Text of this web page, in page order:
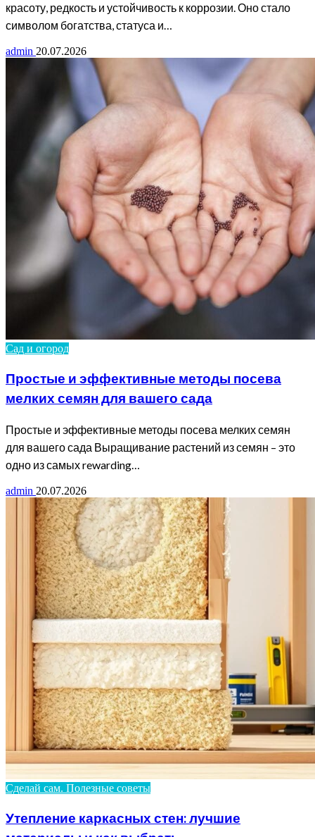
красоту, редкость и устойчивость к коррозии. Оно стало
символом богатства, статуса и…
admin 20.07.2026
Сад и огород
Простые и эффективные методы посева
мелких семян для вашего сада
Простые и эффективные методы посева мелких семян
для вашего сада Выращивание растений из семян – это
одно из самых rewarding…
admin 20.07.2026
Сделай сам. Полезные советы
Утепление каркасных стен: лучшие